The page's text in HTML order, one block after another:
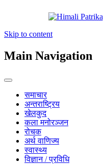
Skip to content
Main Navigation
समाचार
अन्तराष्ट्रिय
खेलकुद
कला मनोरञ्जन
रोचक
अर्थ वाणिज्य
स्वास्थ्य
विज्ञान / प्रविधि